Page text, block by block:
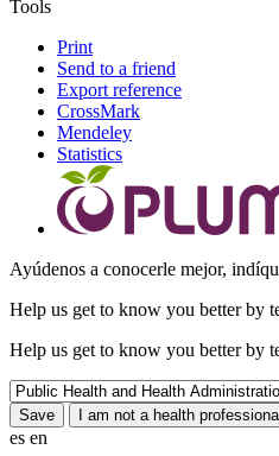
Tools
Print
Send to a friend
Export reference
CrossMark
Mendeley
Statistics
Ayúdenos a conocerle mejor,
Help us get to know you better by
Help us get to know you better by
es en